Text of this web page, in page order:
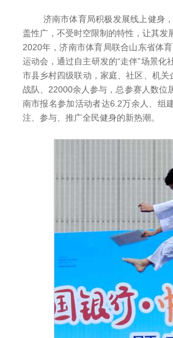
济南市体育局积极发展线上健身，
盖性广，不受时空限制的特性，让其
2020年，济南市体育局联合山东省体
运动会，通过自主研发的“走伴”场景
市县乡村四级联动，家庭、社区、机
战队、22000余人参与，总参赛人数位
南市报名参加活动者达6.2万余人、组
注、参与、推广全民健身的新热潮。